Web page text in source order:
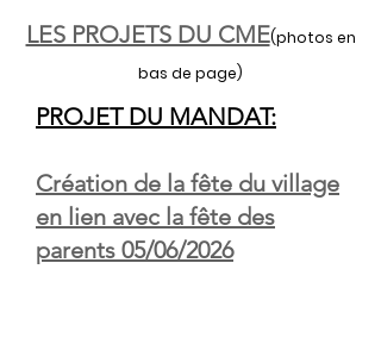
LES PROJETS DU CME(photos en
bas de page)
PROJET DU MANDAT:
Création de la fête du village
en lien avec la fête des
parents 05/06/2026